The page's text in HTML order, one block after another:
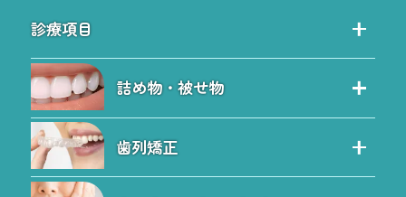
院長紹介
院内感染予防対策
料金表
お問い合わせ
診療項目
診療項目
保険治療の特徴
自費治療の特徴
虫歯
詰め物・被せ物
セレック治療
セラミック
歯列矯正
歯列矯正